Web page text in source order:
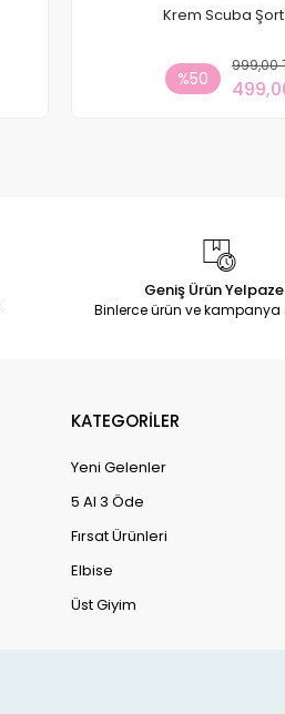
Krem Scuba Şort
%50
999,00
Geniş Ürün
Binlerce ürün ve kampanya
KATEGORİLER
Yeni Gelenler
5 Al 3 Öde
Fırsat Ürünleri
Elbise
Üst Giyim